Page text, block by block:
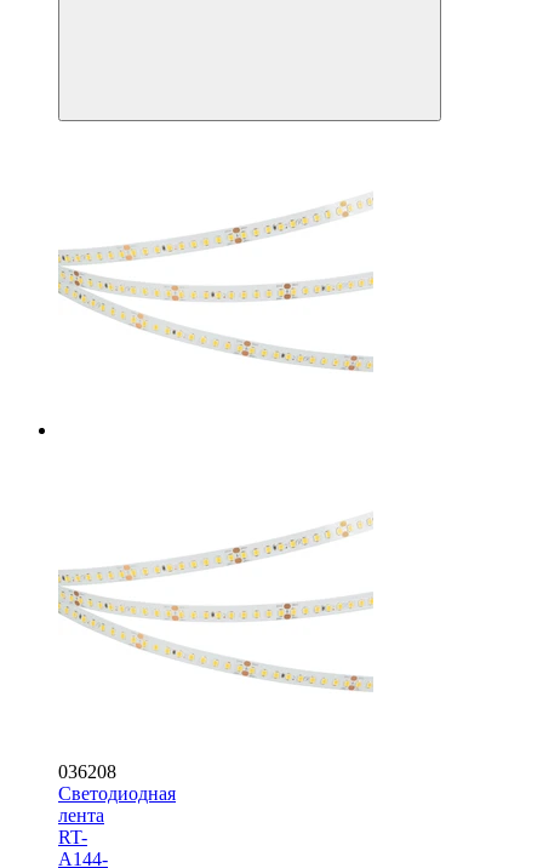
036208
Светодиодная
лента
RT-
A144-